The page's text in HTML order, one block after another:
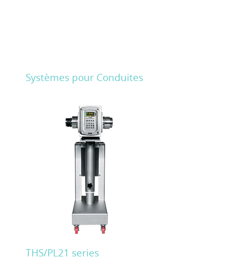
Systèmes pour Conduites
THS/PL21 series